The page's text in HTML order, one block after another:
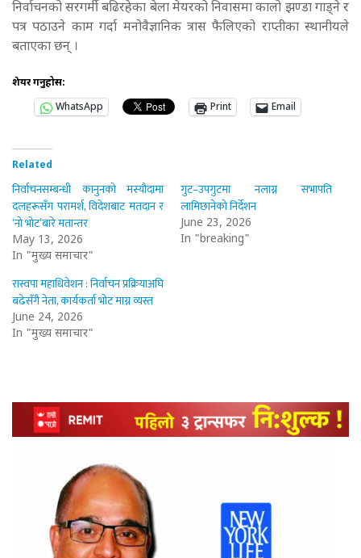
निर्वाचनको सरगर्मी बढिरहेका बेला मेयरको निवासमा कालो झण्डा गाड्ने र
पत्र पठाउने काम गर्दा मनोवैज्ञानिक त्रास फैलिएको राप्तीका स्थानीयले
बताएका छन् ।
शेयर गर्नुहोस:
WhatsApp
Print Email
Related
निर्वाचनसम्बन्धी कानुनको मस्यौदामा
दलहरूसँग परामर्श, विदेशबाट मतदान र
‘नो भोट’बारे मतान्तर
May 13, 2026
In "मुख्य समाचार"
गुट–उपगुटमा नलाग्न सभापति
लामिछानेको निर्देशन
June 23, 2026
In "breaking"
रास्वपा महाधिवेशन : निर्वाचन प्रक्रियाअघि
बढेसँगै नेता, कार्यकर्ता भोट माग्न व्यस्त
June 24, 2026
In "मुख्य समाचार"